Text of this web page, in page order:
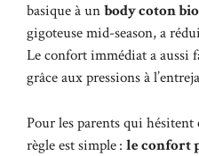
basique à unbody coton bio
gigoteuse mid-season, a
Le confort immédiat a aussi
grâce aux pressions à
Pour les parents qui hésitent
règle est simple : le confort